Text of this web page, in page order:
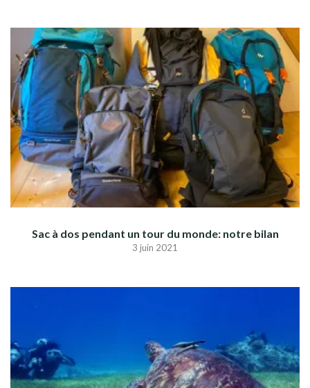
Sac à dos pendant un tour du monde: notre bilan
3 juin 2021